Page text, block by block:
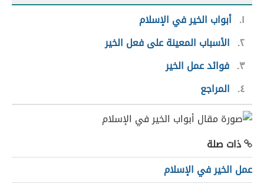
١ أبواب الخير في الإسلام
٢ الأسباب المعينة على فعل الخير
٣ فوائد عمل الخير
٤
المراجع
ذات صلة
عمل الخير في الإسلام